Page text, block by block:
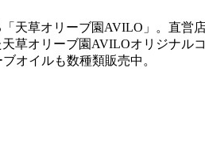
天草オリーブ園AVILO」。直営
草オリーブ園AVILOオリジナル
オイルも数種類販売中。